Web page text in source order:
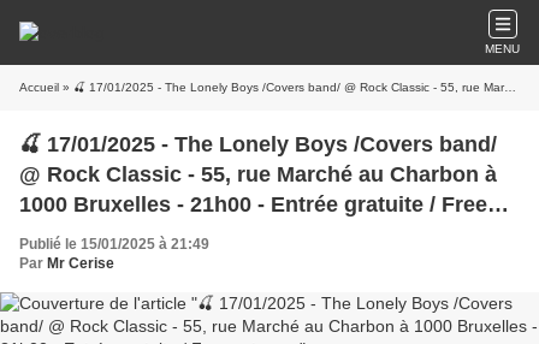
MENU
Accueil » 🍒 17/01/2025 - The Lonely Boys /Covers band/ @ Rock Classic - 55, rue Marché au Charbon à 1000 Bruxelles - 21h00 - Entrée gratuite / Free entrance
🍒 17/01/2025 - The Lonely Boys /Covers band/
@ Rock Classic - 55, rue Marché au Charbon à
1000 Bruxelles - 21h00 - Entrée gratuite / Free
entrance
Publié le 15/01/2025 à 21:49
Par Mr Cerise